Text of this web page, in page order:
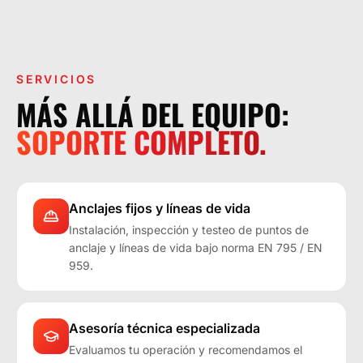
SERVICIOS
MÁS ALLÁ DEL EQUIPO:
SOPORTE COMPLETO.
Anclajes fijos y líneas de vida
Instalación, inspección y testeo de puntos de
anclaje y líneas de vida bajo norma EN 795 / EN
959.
Asesoría técnica especializada
Evaluamos tu operación y recomendamos el